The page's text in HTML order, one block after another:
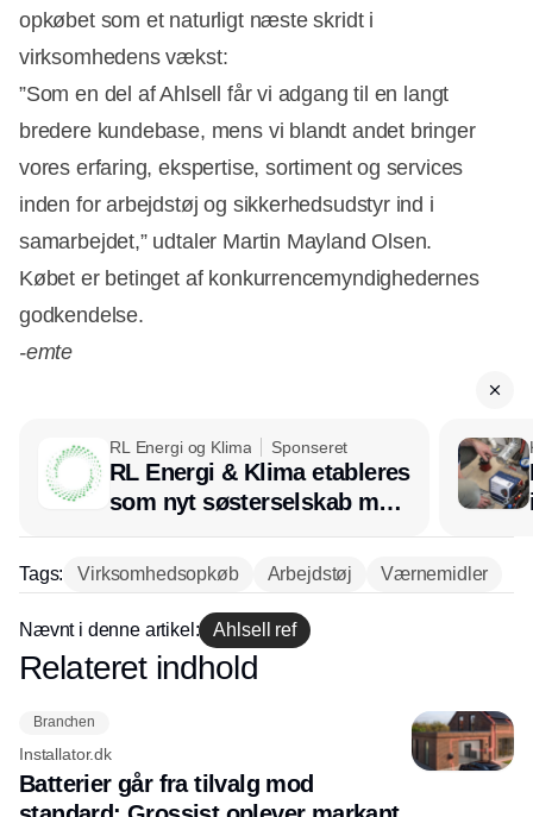
opkøbet som et naturligt næste skridt i
virksomhedens vækst:
”Som en del af Ahlsell får vi adgang til en langt
bredere kundebase, mens vi blandt andet bringer
vores erfaring, ekspertise, sortiment og services
inden for arbejdstøj og sikkerhedsudstyr ind i
samarbejdet,” udtaler Martin Mayland Olsen.
Købet er betinget af konkurrencemyndighedernes
godkendelse.
-emte
RL Energi og Klima Sponseret
RL Energi & Klima etableres
som nyt søsterselskab med
afsæt i RL Ventilation
Tags: Virksomhedsopkøb Arbejdstøj Værnemidler
Nævnt i denne artikel: Ahlsell ref
Annonce
Relateret indhold
Branchen
Installator.dk
Batterier går fra tilvalg mod